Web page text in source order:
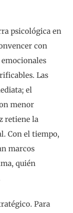
psicológica en
con
Las
el
menor
retiene la
Con el tiempo,
marcos
quién
Para